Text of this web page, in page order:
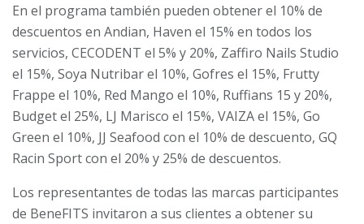
En el programa también pueden obtener el 10% de
descuentos en Andian, Haven el 15% en todos los
servicios, CECODENT el 5% y 20%, Zaffiro Nails Studio
el 15%, Soya Nutribar el 10%, Gofres el 15%, Frutty
Frappe el 10%, Red Mango el 10%, Ruffians 15 y 20%,
Budget el 25%, LJ Marisco el 15%, VAIZA el 15%, Go
Green el 10%, JJ Seafood con el 10% de descuento, GQ
Racin Sport con el 20% y 25% de descuentos.
Los representantes de todas las marcas participantes
de BeneFITS invitaron a sus clientes a obtener su